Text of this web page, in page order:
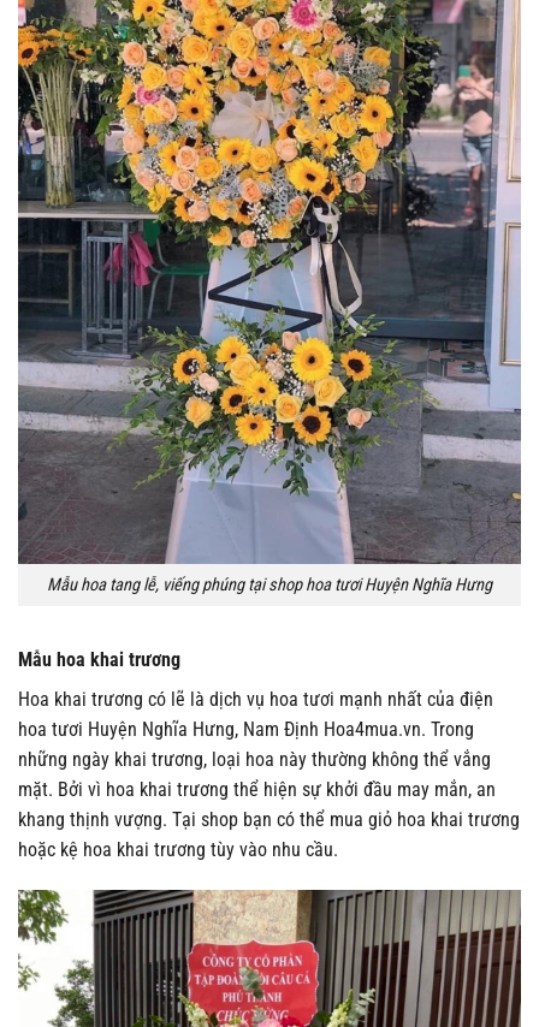
Mẫu hoa tang lễ, viếng phúng tại shop hoa tươi Huyện Nghĩa Hưng
Mẫu hoa khai trương
Hoa khai trương có lẽ là dịch vụ hoa tươi mạnh nhất của điện
hoa tươi Huyện Nghĩa Hưng, Nam Định Hoa4mua.vn. Trong
những ngày khai trương, loại hoa này thường không thể vắng
mặt. Bởi vì hoa khai trương thể hiện sự khởi đầu may mắn, an
khang thịnh vượng. Tại shop bạn có thể mua giỏ hoa khai trương
hoặc kệ hoa khai trương tùy vào nhu cầu.